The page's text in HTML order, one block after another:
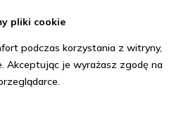
wyjątkowymi
pliki cookie
podczas korzystania z witryny,
Akceptując je wyrażasz zgodę na